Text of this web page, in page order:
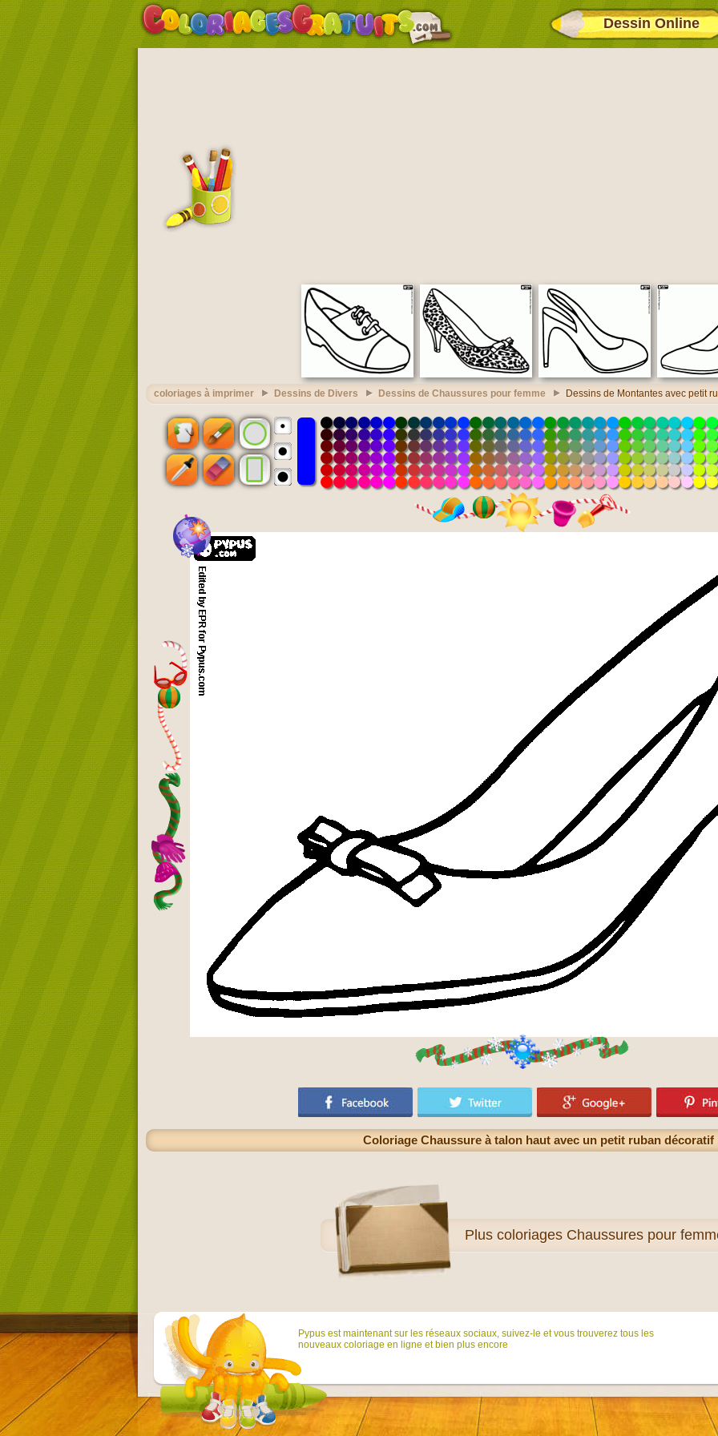
Dessin Online
coloriages à imprimer Dessins de Divers Dessins de Chaussures pour femme Dessins de Montantes avec petit
Coloriage Chaussure à talon haut avec un petit ruban décoratif
Plus coloriages Chaussures pour
Pypus est maintenant sur ​​les réseaux sociaux, suivez-le et vous trouverez tous les
nouveaux coloriage en ligne et bien plus encore